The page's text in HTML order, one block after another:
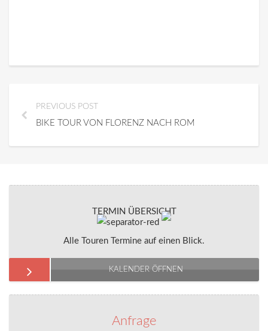
PREVIOUS POST
BIKE TOUR VON FLORENZ NACH ROM
TERMIN ÜBERSICHT
Alle Touren Termine auf einen Blick.
KALENDER ÖFFNEN
Anfrage